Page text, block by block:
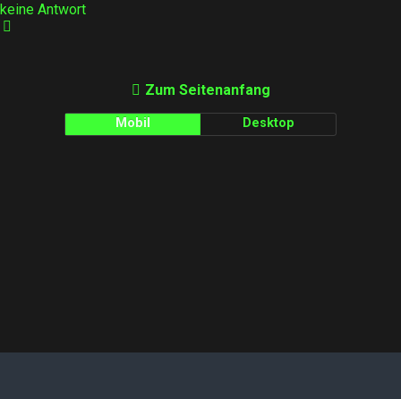
keine Antwort
Zum Seitenanfang
Mobil Desktop